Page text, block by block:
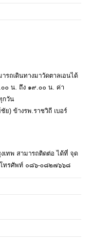
รถเดินทางมาวัดตาลเอนได้
๐๐ น. ถึง ๑๙.๐๐ น. ค่า
กวัน
ย) ข้างรพ.ราชวิถี เบอร์
เทพ สามารถติดต่อ ได้ที่ จุด
โทรศัพท์ ๐๘๖-๐๘๒๗๖๖๘